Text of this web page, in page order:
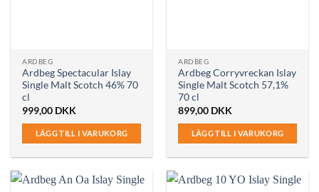
ARDBEG
Ardbeg Spectacular Islay
Single Malt Scotch 46% 70
cl
999,00 DKK
LÄGG TILL I VARUKORG
ARDBEG
Ardbeg Corryvreckan Islay
Single Malt Scotch 57,1%
70 cl
899,00 DKK
LÄGG TILL I VARUKORG